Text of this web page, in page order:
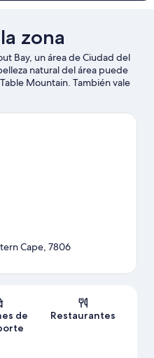
zona
Bay, un área de Ciudad del
natural del área puede
Mountain. También vale
Pool (piscina pública) y
Cape, 7806
de
Restaurantes